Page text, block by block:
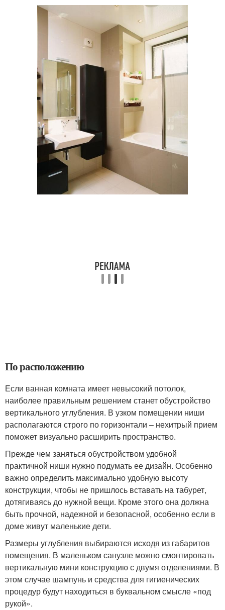
По расположению
Если ванная комната имеет невысокий потолок,
наиболее правильным решением станет обустройство
вертикального углубления. В узком помещении ниши
располагаются строго по горизонтали – нехитрый прием
поможет визуально расширить пространство.
Прежде чем заняться обустройством удобной
практичной ниши нужно подумать ее дизайн. Особенно
важно определить максимально удобную высоту
конструкции, чтобы не пришлось вставать на табурет,
дотягиваясь до нужной вещи. Кроме этого она должна
быть прочной, надежной и безопасной, особенно если в
доме живут маленькие дети.
Размеры углубления выбираются исходя из габаритов
помещения. В маленьком санузле можно смонтировать
вертикальную мини конструкцию с двумя отделениями. В
этом случае шампунь и средства для гигиенических
процедур будут находиться в буквальном смысле «под
рукой».